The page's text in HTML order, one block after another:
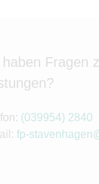
haben Fragen
(039954) 2840
fp-